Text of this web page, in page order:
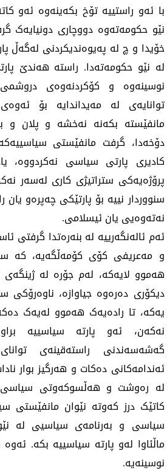
با ئەو راستییە تۆخ بکەینەوە ئەو
نێو حکومەتەوە دووچاری دونیایەک
خۆیدا و چ لە پەیوەندیکردنی لەگەڵ
لە نێو حکومەتەدا. راستە هەندێ
نوسینەوە و کۆکردنەوەی
توانایەی لە مەیداندایە بۆ
مانفێستە بکەنە نەخشە و پلان و
دۆخەدا، گرفت مانفێستی
کادیری پارتی سیاسی نەکردووە،
پرۆژەیەکی ستراتیژی کاری لەسەر
سنووردار نییە بۆ پارتێکی چەپرەو یان
نەتەوەیی یان ئیسلامی.
ئەم ئالەنگەرییە لە بنەرەتدا
و مەعریفی کۆی کۆمەڵگەیە، کە
هەموو لایەکە، لەم جۆرە لە
دیکۆری دەرەوە جیاوازە،
یەکە، تا رادەیەک هەموو لەیەک
نەکەن، ئەو پارتە سیاسییە
گەشەسەندنی راستەقینەی
ئەندامەکانی دەکات و هەرگیز بوار
لە رەوشت و هەڵسوکەوتی سیاسی
کاتێک درز کەوتە نێوان
سیاسی و بەرنامەی سیاسیی لە
ماڵئاوا لەو پارتە سیاسییە بکە.
نوسینەیە.